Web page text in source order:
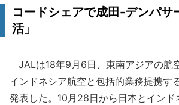
コードシェアで成田-デンパサ
活」
JALは18年9月6日、東南アジアの航
インドネシア航空と包括的業務提携す
発表した。10月28日から日本とインド